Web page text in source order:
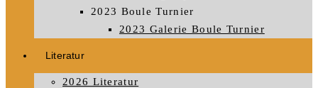
2023 Boule Turnier
2023 Galerie Boule Turnier
Literatur
2026 Literatur